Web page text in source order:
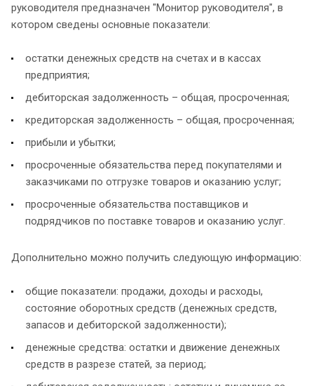
руководителя предназначен "Монитор руководителя", в
котором сведены основные показатели:
остатки денежных средств на счетах и в кассах
предприятия;
дебиторская задолженность – общая, просроченная;
кредиторская задолженность – общая, просроченная;
прибыли и убытки;
просроченные обязательства перед покупателями и
заказчиками по отгрузке товаров и оказанию услуг;
просроченные обязательства поставщиков и
подрядчиков по поставке товаров и оказанию услуг.
Дополнительно можно получить следующую информацию:
общие показатели: продажи, доходы и расходы,
состояние оборотных средств (денежных средств,
запасов и дебиторской задолженности);
денежные средства: остатки и движение денежных
средств в разрезе статей, за период;